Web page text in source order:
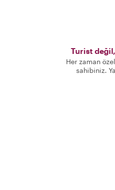
Turist
Her zaman
sahibiniz.